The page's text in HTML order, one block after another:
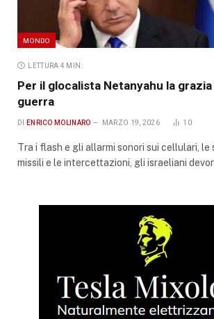
MONDO
LETTURA 4 MIN.
Per il glocalista Netanyahu la
guerra
DI ENRICO MOLINARO MARZO 19, 2026 10
Tra i flash e gli allarmi sonori sui cellulari, le
missili e le intercettazioni, gli israeliani